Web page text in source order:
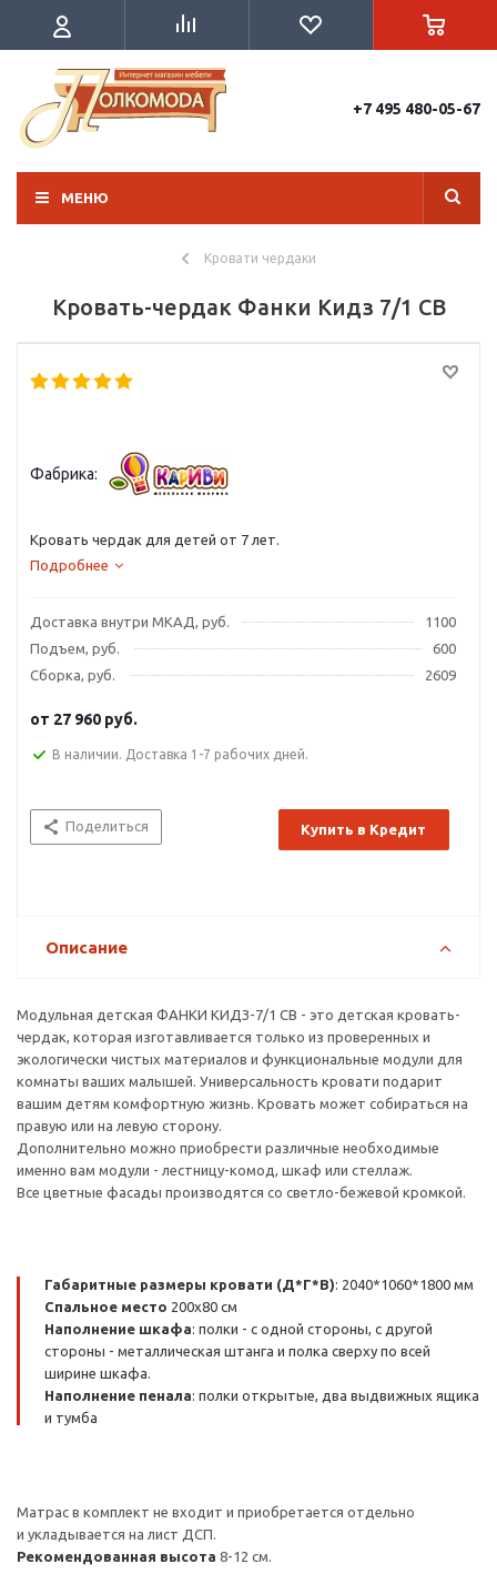
+7 495 480-05-67
МЕНЮ
Кровати чердаки
Кровать-чердак Фанки Кидз 7/1 СВ
Фабрика:
Кровать чердак для детей от 7 лет.
Подробнее
Доставка внутри МКАД, руб.
1100
Подъем, руб.
600
Сборка, руб.
2609
от 27 960 руб.
В наличии. Доставка 1-7 рабочих дней.
Поделиться Купить в Кредит
Описание
Модульная детская ФАНКИ КИДЗ-7/1 СВ - это детская кровать-
чердак, которая изготавливается только из проверенных и
экологически чистых материалов и функциональные модули для
комнаты ваших малышей. Универсальность кровати подарит
вашим детям комфортную жизнь. Кровать может собираться на
правую или на левую сторону.
Дополнительно можно приобрести различные необходимые
именно вам модули - лестницу-комод, шкаф или стеллаж.
Все цветные фасады производятся со светло-бежевой кромкой.
Габаритные размеры кровати (Д*Г*В): 2040*1060*1800 мм
Спальное место 200х80 см
Наполнение шкафа: полки - с одной стороны, с другой
стороны - металлическая штанга и полка сверху по всей
ширине шкафа.
Наполнение пенала: полки открытые, два выдвижных ящика
и тумба
Матрас в комплект не входит и приобретается отдельно
и укладывается на лист ДСП.
Рекомендованная высота 8-12 см.